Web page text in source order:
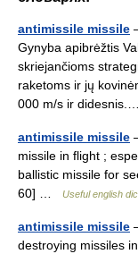
antimissile missile
Gynyba apibrėžtis
skriejančioms
raketoms ir jų
000 m/s ir
antimissile missile
missile in flight ;
ballistic missile for
60] …
Useful english
antimissile missile
destroying missiles